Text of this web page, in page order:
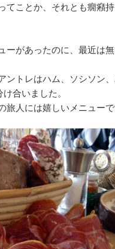
てことか、それとも癇癪
ーがあったのに、最近は
ントレはハム、ソシソン
合いました。
旅人には嬉しいメニューで